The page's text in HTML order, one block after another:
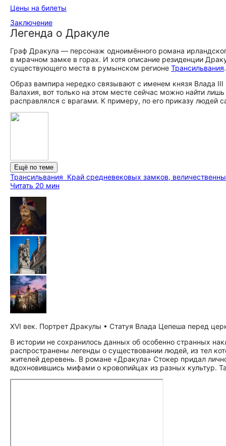
Цены на билеты
Заключение
Легенда о Дракуле
Граф Дракула — персонаж одноимённого романа
в мрачном замке в горах. И хотя описание резиденции
существующего места в румынском регионе Трансильвания.
Образ вампира нередко связывают с именем князя Влада
Валахия, вот только на этом месте сейчас можно найти
расправлялся с врагами. К примеру, по его приказу людей
Ещё по теме
Трансильвания Край средневековых замков,
Читать 20 мин
XVI век. Портрет Дракулы • Статуя Влада Цепеша перед
В истории не сохранилось данных об особенно странных
распространены легенды о существовании людей, из тел
жителей деревень. В романе «Дракула» Стокер придал
вдохновившись мифами о кровопийцах из разных культур.